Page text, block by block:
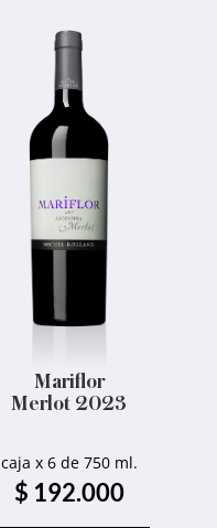
Mariflor
Merlot 2023
caja x 6 de 750 ml.
$ 192.000